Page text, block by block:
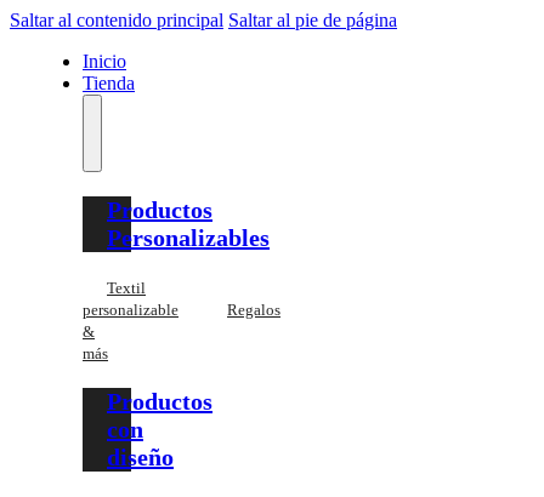
Saltar al contenido principal Saltar al pie de página
Inicio
Tienda
Productos
Personalizables
Textil
personalizable
Regalos
&
más
Productos
con
diseño